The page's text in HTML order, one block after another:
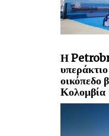
Η
οικόπεδο
Κολομβία